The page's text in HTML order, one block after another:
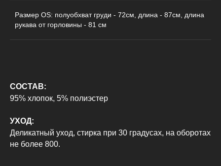
Размер OS: полуобхват груди - 72см, длина - 87см, длина
рукава от горловины - 81 см
СОСТАВ:
95% хлопок, 5% полиэстер
УХОД:
Деликатный уход, стирка при 30 градусах, на оборотах
не более 800.
КАТАЛОГ ДЛЯ КЛИЕНТОВ
Политика конфиденциальности
Контакты
Свитшоты